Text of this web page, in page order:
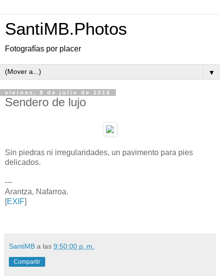
SantiMB.Photos
Fotografías por placer
▼
viernes, 8 de julio de 2016
Sendero de lujo
Sin piedras ni irregularidades, un pavimento para pies
delicados.
---
Arantza, Nafarroa.
[EXIF]
SantiMB a las 9:50:00 p. m.
Compartir